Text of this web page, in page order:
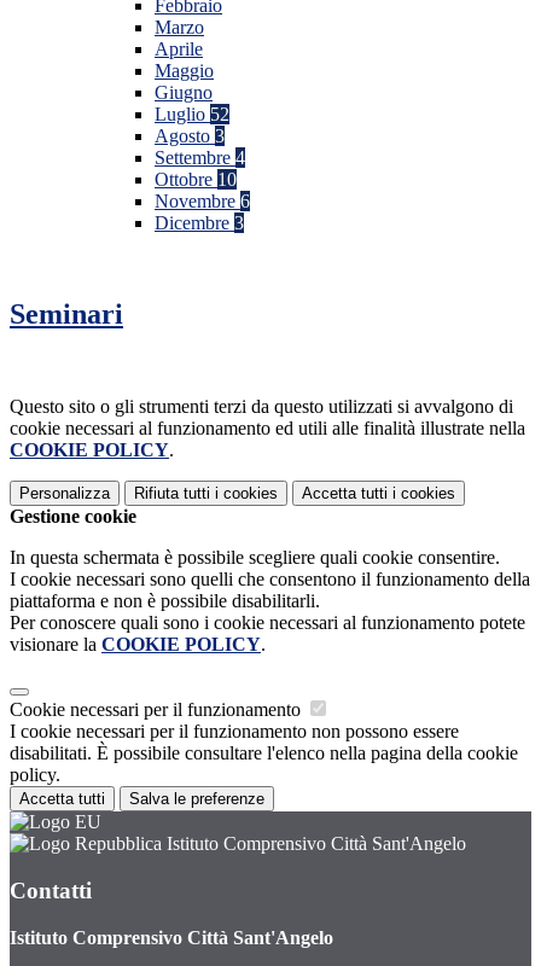
Febbraio
Marzo
Aprile
Maggio
Giugno
Luglio 52
Agosto 3
Settembre 4
Ottobre 10
Novembre 6
Dicembre 3
Seminari
Questo sito o gli strumenti terzi da questo utilizzati si avvalgono di
cookie necessari al funzionamento ed utili alle finalità illustrate nella
COOKIE POLICY.
Personalizza Rifiuta tutti i cookies Accetta tutti i cookies
Gestione cookie
In questa schermata è possibile scegliere quali cookie consentire.
I cookie necessari sono quelli che consentono il funzionamento della
piattaforma e non è possibile disabilitarli.
Per conoscere quali sono i cookie necessari al funzionamento potete
visionare la COOKIE POLICY.
Cookie necessari per il funzionamento
I cookie necessari per il funzionamento non possono essere
disabilitati. È possibile consultare l'elenco nella pagina della cookie
policy.
Accetta tutti Salva le preferenze
Istituto Comprensivo Città Sant'Angelo
Contatti
Istituto Comprensivo Città Sant'Angelo